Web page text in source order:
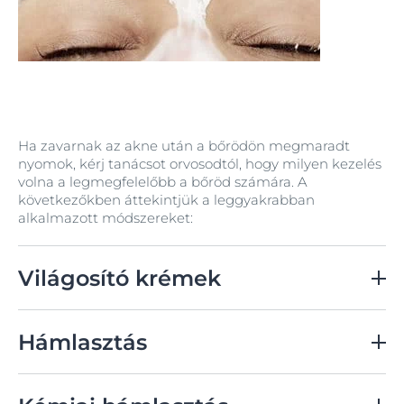
Ha zavarnak az akne után a bőrödön megmaradt
nyomok, kérj tanácsot orvosodtól, hogy milyen kezelés
volna a legmegfelelőbb a bőröd számára. A
következőkben áttekintjük a leggyakrabban
alkalmazott módszereket:
Világosító krémek
olyan krémeket, melyeket kifejezetten az akne
nyomainak halványítására fejlesztettek ki. Ügyelj rá,
hogy olyan termékeket válassz, melyek nem-
Hámlasztás